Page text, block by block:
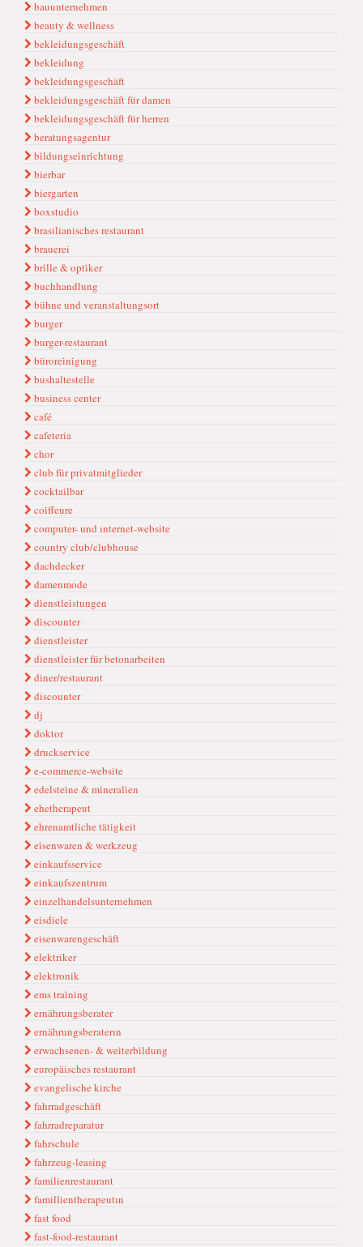
bauunternehmen
beauty & wellness
beklei̇dungsgeschäft
bekleidung
bekleidungsgeschäft
bekleidungsgeschäft für damen
bekleidungsgeschäft für herren
beratungsagentur
bi̇ldungsei̇nri̇chtung
bierbar
biergarten
boxstudio
brasilianisches restaurant
brauerei
bri̇lle & opti̇ker
buchhandlung
bühne und veranstaltungsort
burger
burger-restaurant
bürorei̇ni̇gung
bushaltestelle
business center
café
cafeteria
chor
club für privatmitglieder
cocktailbar
coi̇ffeure
computer- und ınternet-website
country club/clubhouse
dachdecker
damenmode
di̇enstlei̇stungen
di̇scounter
dienstleister
dienstleister für betonarbeiten
diner/restaurant
discounter
dj
doktor
druckservice
e-commerce-website
edelstei̇ne & mi̇nerali̇en
ehetherapeut
ehrenamtliche tätigkeit
ei̇senwaren & werkzeug
einkaufsservice
einkaufszentrum
einzelhandelsunternehmen
eisdiele
eisenwarengeschäft
elektriker
elektronik
ems trai̇ni̇ng
ernährungsberater
ernährungsberaterın
erwachsenen- & wei̇terbi̇ldung
europäisches restaurant
evangelische kirche
fahrradgeschäft
fahrradreparatur
fahrschule
fahrzeug-leasing
familienrestaurant
famillientherapeutın
fast food
fast-food-restaurant